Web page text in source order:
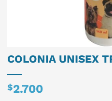
COLONIA UNISEX
$2.700